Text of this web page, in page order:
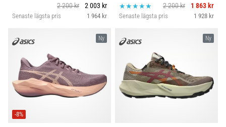
2 200 kr
2 003 kr
Senaste lägsta pris 1 964 kr
2 200 kr
1 863 kr
Senaste lägsta pris 1 928 kr
Ny
-8%
Ny